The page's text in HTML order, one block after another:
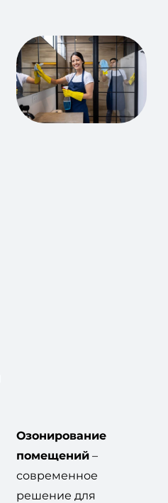
Озонирование
помещений –
современное
решение для